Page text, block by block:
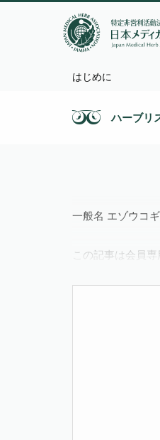
はじめに
ハーブリ
一般名 エゾウコ
この記事は会員